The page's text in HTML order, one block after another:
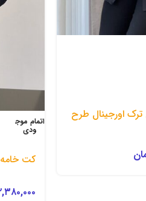
اورجینال طرح
اتمام موج
ودی
کت